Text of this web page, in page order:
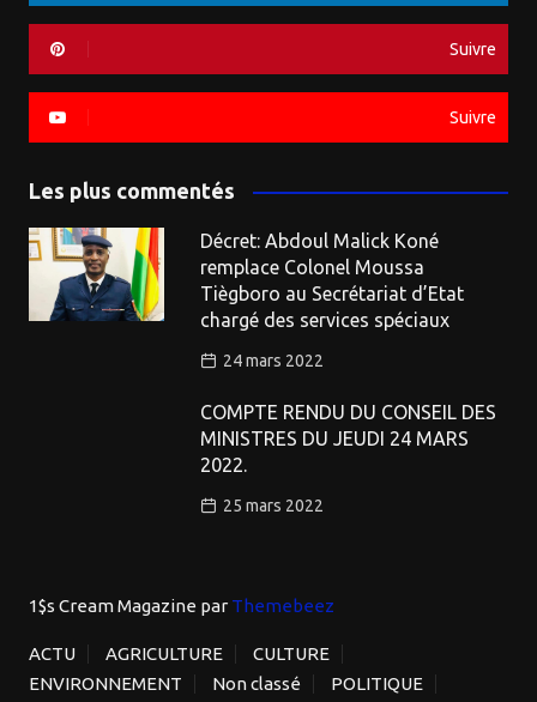
Suivre
Suivre
Les plus commentés
Décret: Abdoul Malick Koné
remplace Colonel Moussa
Tiègboro au Secrétariat d’Etat
chargé des services spéciaux
24 mars 2022
COMPTE RENDU DU CONSEIL DES
MINISTRES DU JEUDI 24 MARS
2022.
25 mars 2022
1$s Cream Magazine par Themebeez
ACTU AGRICULTURE
CULTURE
ENVIRONNEMENT
Non classé POLITIQUE